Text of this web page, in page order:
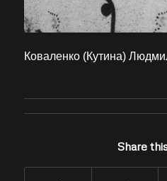
Коваленко (Кутина)
Share